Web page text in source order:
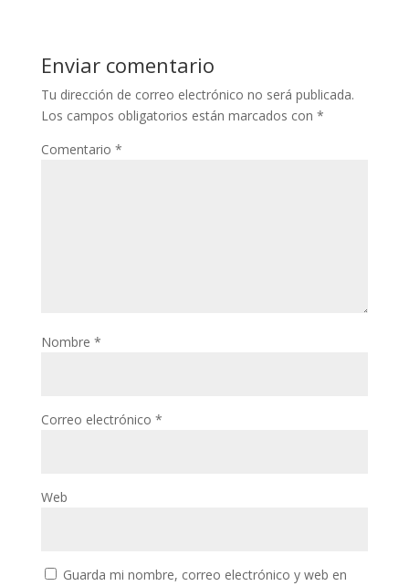
Enviar comentario
Tu dirección de correo electrónico no será publicada.
Los campos obligatorios están marcados con *
Comentario *
Nombre *
Correo electrónico *
Web
Guarda mi nombre, correo electrónico y web en